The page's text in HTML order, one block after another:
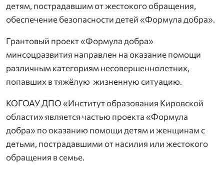
детям, пострадавшим от жестокого обращения,
обеспечение безопасности детей «Формула добра».
Грантовый проект «Формула добра»
минсоцразвития направлен на оказание помощи
различным категориям несовершеннолетних,
попавших в тяжёлую жизненную ситуацию.
КОГОАУ ДПО «Институт образования Кировской
области» является частью проекта «Формула
добра» по оказанию помощи детям и женщинам с
детьми, пострадавшими от насилия или жестокого
обращения в семье.